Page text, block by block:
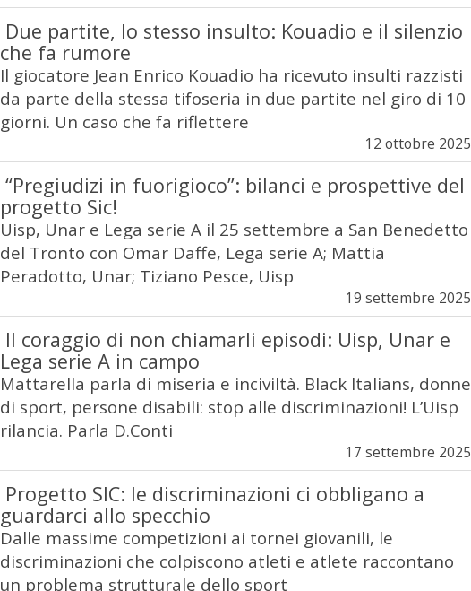
Due partite, lo stesso insulto: Kouadio e il silenzio
che fa rumore
Il giocatore Jean Enrico Kouadio ha ricevuto insulti razzisti
da parte della stessa tifoseria in due partite nel giro di 10
giorni. Un caso che fa riflettere
12 ottobre 2025
“Pregiudizi in fuorigioco”: bilanci e prospettive del
progetto Sic!
Uisp, Unar e Lega serie A il 25 settembre a San Benedetto
del Tronto con Omar Daffe, Lega serie A; Mattia
Peradotto, Unar; Tiziano Pesce, Uisp
19 settembre 2025
Il coraggio di non chiamarli episodi: Uisp, Unar e
Lega serie A in campo
Mattarella parla di miseria e inciviltà. Black Italians, donne
di sport, persone disabili: stop alle discriminazioni! L’Uisp
rilancia. Parla D.Conti
17 settembre 2025
Progetto SIC: le discriminazioni ci obbligano a
guardarci allo specchio
Dalle massime competizioni ai tornei giovanili, le
discriminazioni che colpiscono atleti e atlete raccontano
un problema strutturale dello sport